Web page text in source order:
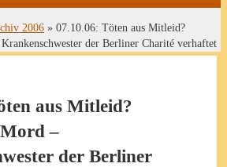
2006 » 07.10.06: Töten aus Mitleid?
der Berliner Charité verhaftet
aus Mitleid?
–
der Berliner